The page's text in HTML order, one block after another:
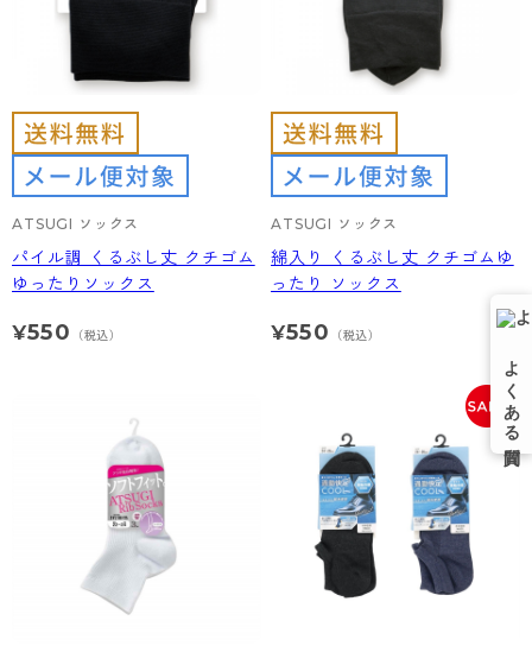
ATSUGI ソックス
パイル調 くるぶし丈 クチゴム
ゆったりソックス
¥550 （税込）
ATSUGI ソックス
綿入り くるぶし丈 クチゴムゆ
ったり ソックス
¥550 （税込）